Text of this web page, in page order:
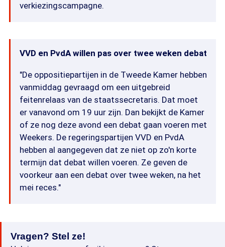
verkiezingscampagne.
VVD en PvdA willen pas over twee weken debat
"De oppositiepartijen in de Tweede Kamer hebben
vanmiddag gevraagd om een uitgebreid
feitenrelaas van de staatssecretaris. Dat moet
er vanavond om 19 uur zijn. Dan bekijkt de Kamer
of ze nog deze avond een debat gaan voeren met
Weekers. De regeringspartijen VVD en PvdA
hebben al aangegeven dat ze niet op zo'n korte
termijn dat debat willen voeren. Ze geven de
voorkeur aan een debat over twee weken, na het
mei reces."
Vragen? Stel ze!